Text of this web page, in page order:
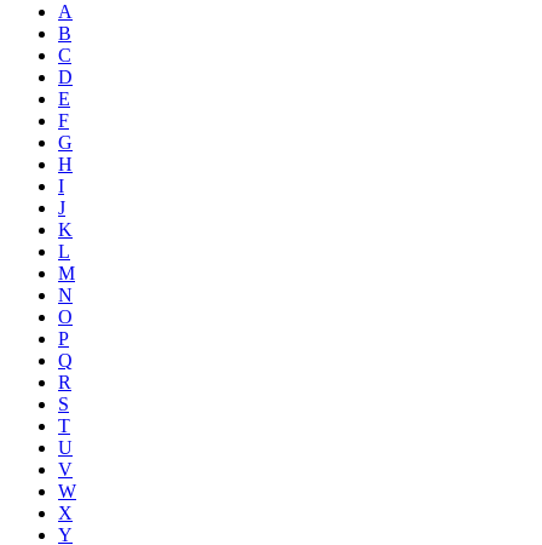
A
B
C
D
E
F
G
H
I
J
K
L
M
N
O
P
Q
R
S
T
U
V
W
X
Y